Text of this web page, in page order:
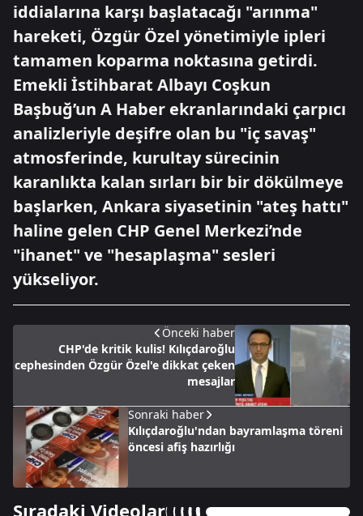
iddialarına karşı başlatacağı "arınma"
hareketi, Özgür Özel yönetimiyle ipleri
tamamen koparma noktasına getirdi.
Emekli İstihbarat Albayı Coşkun
Başbuğ’un A Haber ekranlarındaki çarpıcı
analizleriyle deşifre olan bu "iç savaş"
atmosferinde, kurultay sürecinin
karanlıkta kalan sırları bir bir dökülmeye
başlarken, Ankara siyasetinin "ateş hattı"
haline gelen CHP Genel Merkezi’nde
"ihanet" ve "hesaplaşma" sesleri
yükseliyor.
Önceki haber
CHP'de kritik kulis! Kılıçdaroğlu
cephesinden Özgür Özel'e dikkat çeken
mesajlar
Sonraki haber
Kılıçdaroğlu'ndan bayramlaşma töreni
öncesi afiş hazırlığı
Sıradaki Videolar